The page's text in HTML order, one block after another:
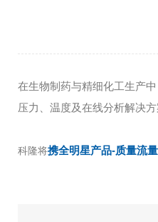
在生物制药与精细化工生产
压力、温度及在线分析解决方
科隆将携全明星产品-质量流